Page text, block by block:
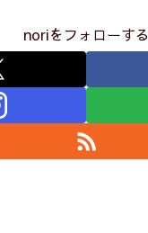
noriをフォローする